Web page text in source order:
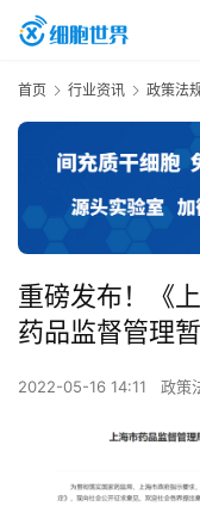
首页 行业资讯 政策法
重磅发布！《
药品监督管理
2022-05-16 14:11 政策